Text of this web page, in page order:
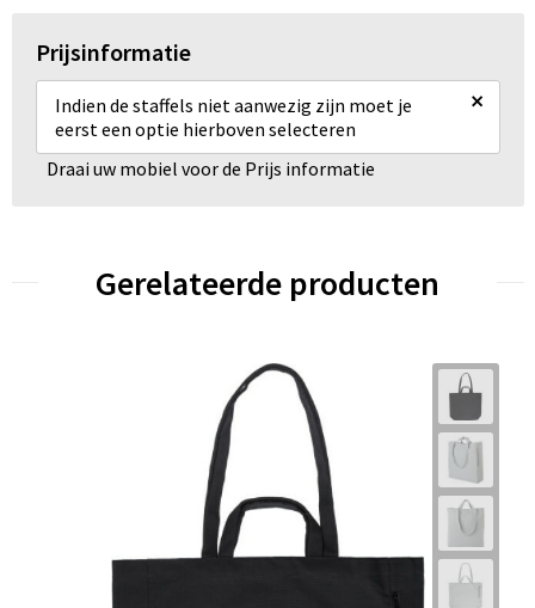
Prijsinformatie
Indien de staffels niet aanwezig zijn moet je
eerst een optie hierboven selecteren
×
Draai uw mobiel voor de Prijs informatie
Gerelateerde producten